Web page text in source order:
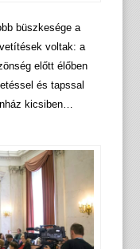
büszkesége a
voltak: a
előtt élőben
és tapssal
kicsiben…